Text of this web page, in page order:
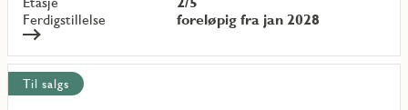
Ferdigstillelse
foreløpig fra jan 2028
Til salgs